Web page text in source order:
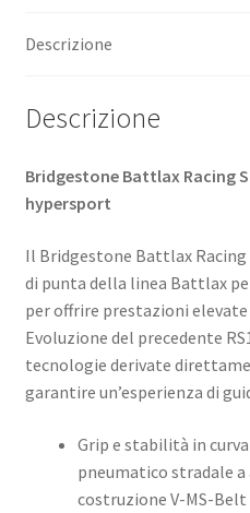
Descrizione
Descrizione
Bridgestone Battlax Racing
hypersport
Il Bridgestone Battlax
di punta della linea Battlax
per offrire prestazioni elevate
Evoluzione del precedente
tecnologie derivate
garantire un’esperienza di
Grip e stabilità in
pneumatico stradale
costruzione V-MS-